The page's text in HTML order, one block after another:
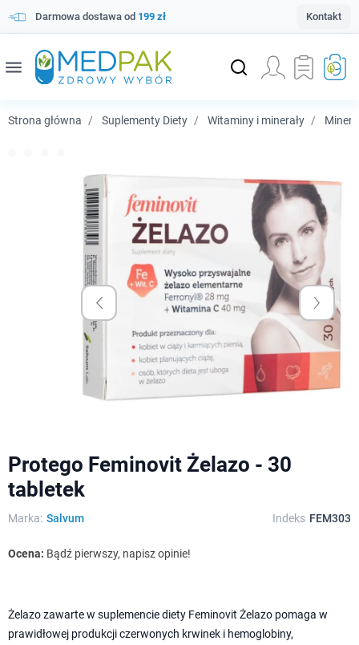
Darmowa dostawa od 199 zł Kontakt
menu
Strona główna Suplementy Diety Witaminy i minerały
Protego Feminovit Żelazo - 30
tabletek
Marka: Salvum Indeks FEM303
Ocena: Bądź pierwszy, napisz opinie!
Żelazo zawarte w suplemencie diety Feminovit Żelazo pomaga w
prawidłowej produkcji czerwonych krwinek i hemoglobiny,